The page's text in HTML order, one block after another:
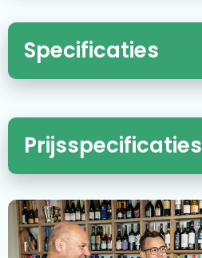
Specificaties
Prijsspecificaties